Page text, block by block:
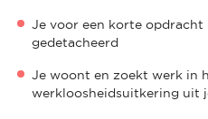
Je voor een korte
gedetacheerd
Je woont en zoekt werk in
werkloosheidsuitkering uit